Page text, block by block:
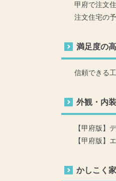
甲府で注文
注文住宅の
満足度の
信頼できる
外観・内
【甲府版】
【甲府版】
かしこく